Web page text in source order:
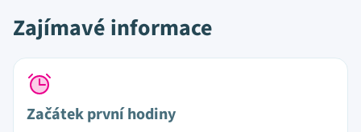
Zajímavé informace
Začátek první hodiny